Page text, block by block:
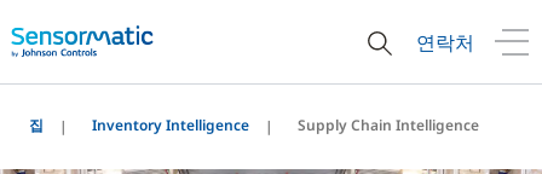
연락처
집 Inventory Intelligence Supply Chain Intelligence